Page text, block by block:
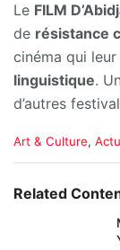
Le FILM
de résistance
cinéma qui
linguistique.
d’autres
C
e
Art & Culture,
Related